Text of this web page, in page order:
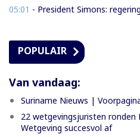
05:01 - President Simons: regering komt met
POPULAIR
Van vandaag:
Suriname Nieuws |
22 wetgevingsjuristen ronden
Wetgeving succesvol af